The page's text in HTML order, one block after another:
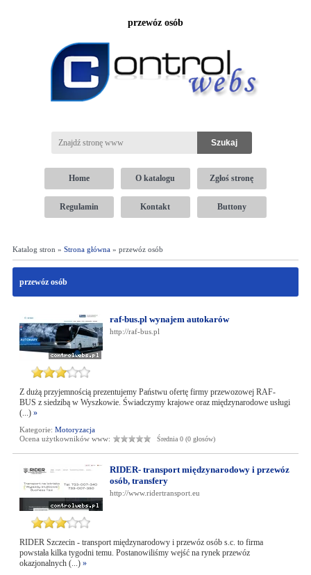
przewóz osób
Home O katalogu Zgłoś stronę
Regulamin Kontakt Buttony
Katalog stron » Strona główna» przewóz osób
przewóz osób
raf-bus.pl wynajem autokarów
http://raf-bus.pl
Z dużą przyjemnością prezentujemy Państwu ofertę firmy przewozowej RAF-
BUS z siedzibą w Wyszkowie. Świadczymy krajowe oraz międzynarodowe usługi
(...) »
Kategorie: Motoryzacja
Ocena użytkowników www:
Średnia 0 (0 głosów)
RIDER- transport międzynarodowy i przewóz
osób, transfery
http://www.ridertransport.eu
RIDER Szczecin - transport międzynarodowy i przewóz osób s.c. to firma
powstała kilka tygodni temu. Postanowiliśmy wejść na rynek przewóz
okazjonalnych (...) »